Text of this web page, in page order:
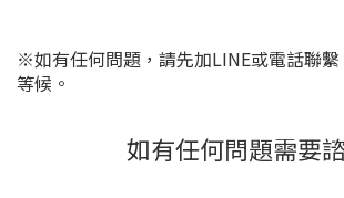
※如有任何問題，請先加LINE或電話聯
等候。
如有任何問題需要